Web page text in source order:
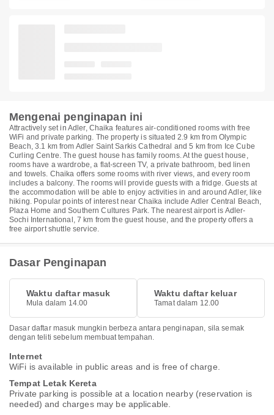
Mengenai penginapan ini
Attractively set in Adler, Chaika features air-conditioned rooms with free
WiFi and private parking. The property is situated 2.9 km from Olympic
Beach, 3.1 km from Adler Saint Sarkis Cathedral and 5 km from Ice Cube
Curling Centre. The guest house has family rooms. At the guest house,
rooms have a wardrobe, a flat-screen TV, a private bathroom, bed linen
and towels. Chaika offers some rooms with river views, and every room
includes a balcony. The rooms will provide guests with a fridge. Guests at
the accommodation will be able to enjoy activities in and around Adler, like
hiking. Popular points of interest near Chaika include Adler Central Beach,
Plaza Home and Southern Cultures Park. The nearest airport is Adler-
Sochi International, 7 km from the guest house, and the property offers a
free airport shuttle service.
Dasar Penginapan
Waktu daftar masuk
Mula dalam 14.00
Waktu daftar keluar
Tamat dalam 12.00
Dasar daftar masuk mungkin berbeza antara penginapan, sila semak
dengan teliti sebelum membuat tempahan.
Internet
WiFi is available in public areas and is free of charge.
Tempat Letak Kereta
Private parking is possible at a location nearby (reservation is
needed) and charges may be applicable.